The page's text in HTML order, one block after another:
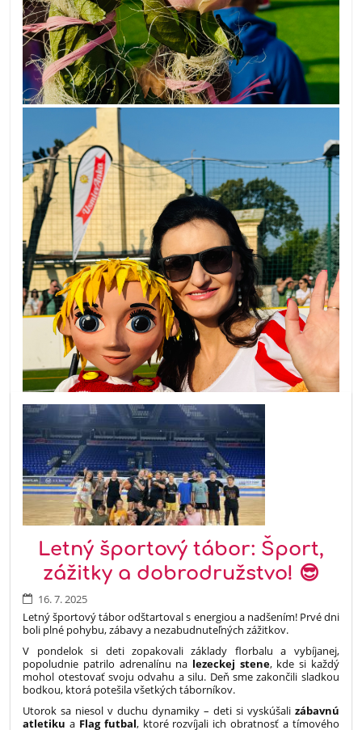
7
Letný športový tábor: Šport,
zážitky a dobrodružstvo! 😎
16. 7. 2025
Letný športový tábor odštartoval s energiou a nadšením! Prvé dni
boli plné pohybu, zábavy a nezabudnuteľných zážitkov.
V pondelok si deti zopakovali základy florbalu a vybíjanej,
popoludnie patrilo adrenalínu na lezeckej stene, kde si každý
mohol otestovať svoju odvahu a silu. Deň sme zakončili sladkou
bodkou, ktorá potešila všetkých táborníkov.
Utorok sa niesol v duchu dynamiky – deti si vyskúšali zábavnú
atletiku a Flag futbal, ktoré rozvíjali ich obratnosť a tímového